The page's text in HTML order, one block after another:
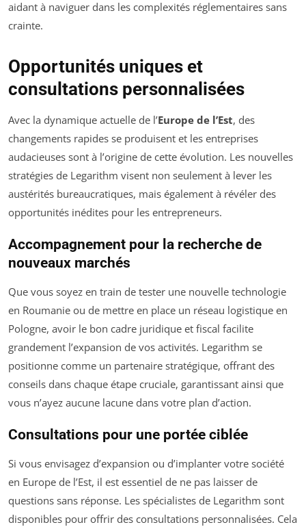
aidant à naviguer dans les complexités réglementaires sans
crainte.
Opportunités uniques et
consultations personnalisées
Avec la dynamique actuelle de l’Europe de l’Est, des
changements rapides se produisent et les entreprises
audacieuses sont à l’origine de cette évolution. Les nouvelles
stratégies de Legarithm visent non seulement à lever les
austérités bureaucratiques, mais également à révéler des
opportunités inédites pour les entrepreneurs.
Accompagnement pour la recherche de
nouveaux marchés
Que vous soyez en train de tester une nouvelle technologie
en Roumanie ou de mettre en place un réseau logistique en
Pologne, avoir le bon cadre juridique et fiscal facilite
grandement l’expansion de vos activités. Legarithm se
positionne comme un partenaire stratégique, offrant des
conseils dans chaque étape cruciale, garantissant ainsi que
vous n’ayez aucune lacune dans votre plan d’action.
Consultations pour une portée ciblée
Si vous envisagez d’expansion ou d’implanter votre société
en Europe de l’Est, il est essentiel de ne pas laisser de
questions sans réponse. Les spécialistes de Legarithm sont
disponibles pour offrir des consultations personnalisées. Cela